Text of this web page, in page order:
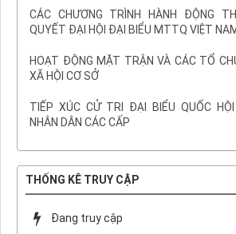
CÁC CHƯƠNG TRÌNH HÀNH ĐỘNG
QUYẾT ĐẠI HỘI ĐẠI BIỂU MTTQ VIỆT
HOẠT ĐỘNG MẶT TRẬN VÀ CÁC TỔ
XÃ HỘI CƠ SỞ
TIẾP XÚC CỬ TRI ĐẠI BIỂU QUỐC
NHÂN DÂN CÁC CẤP
THỐNG KÊ TRUY CẬP
Đang truy cập